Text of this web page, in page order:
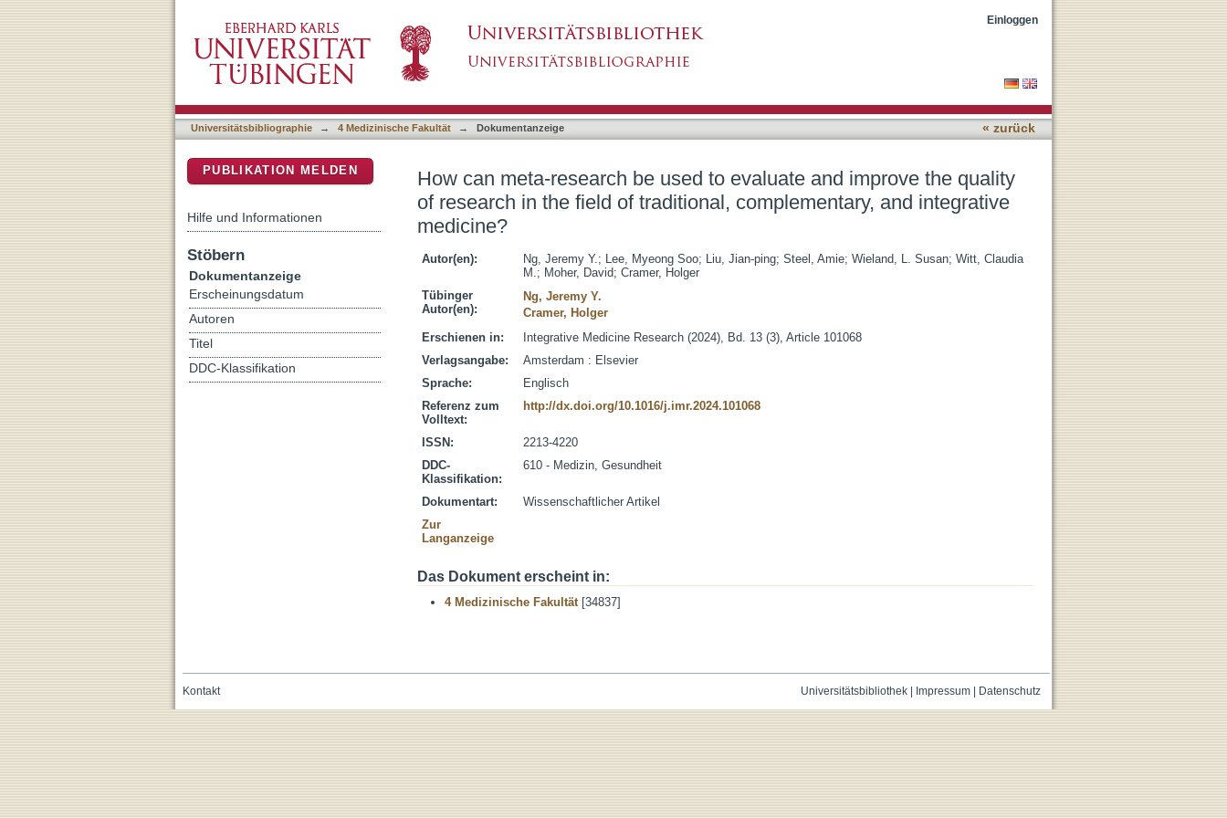
How can meta-research be used to evaluate and improve the quality of research in the field of
traditional, complementary, and integrative medicine?
Einloggen
Universitätsbibliographie → 4 Medizinische Fakultät → Dokumentanzeige « zurück
How can meta-research be used to evaluate and improve the quality
of research in the field of traditional, complementary, and integrative
medicine?
Autor(en): Ng, Jeremy Y.; Lee, Myeong Soo; Liu, Jian-ping; Steel, Amie; Wieland, L. Susan; Witt, Claudia
M.; Moher, David; Cramer, Holger
Tübinger
Autor(en):
Ng, Jeremy Y.
Cramer, Holger
Erschienen in:
Integrative Medicine Research (2024), Bd. 13 (3), Article 101068
Verlagsangabe:
Amsterdam : Elsevier
Sprache:
Englisch
Referenz zum
Volltext:
http://dx.doi.org/10.1016/j.imr.2024.101068
ISSN:
2213-4220
DDC-
Klassifikation:
610 - Medizin, Gesundheit
Dokumentart:
Wissenschaftlicher Artikel
Zur
Langanzeige
Das Dokument erscheint in:
4 Medizinische Fakultät[34837]
PUBLIKATION MELDEN
Hilfe und Informationen
Stöbern
Dokumentanzeige
Erscheinungsdatum
Autoren
Titel
DDC-Klassifikation
Universitätsbibliothek| Impressum| Datenschutz
Kontakt